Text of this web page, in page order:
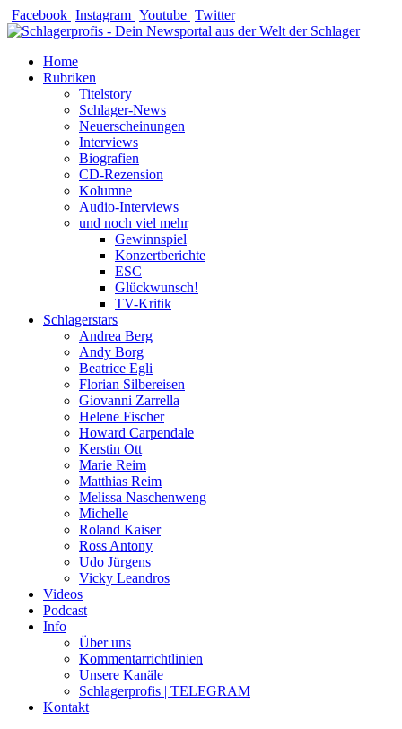
Zum
Inhalt
Facebook Instagram Youtube Twitter
Home
Rubriken
Titelstory
Schlager-News
Neuerscheinungen
Interviews
Biografien
CD-Rezension
Kolumne
Audio-Interviews
und noch viel mehr
Gewinnspiel
Konzertberichte
ESC
Glückwunsch!
TV-Kritik
Schlagerstars
Andrea Berg
Andy Borg
Beatrice Egli
Florian Silbereisen
Giovanni Zarrella
Helene Fischer
Howard Carpendale
Kerstin Ott
Marie Reim
Matthias Reim
Melissa Naschenweng
Michelle
Roland Kaiser
Ross Antony
Udo Jürgens
Vicky Leandros
Videos
Podcast
Info
Über uns
Kommentarrichtlinien
Unsere Kanäle
Schlagerprofis | TELEGRAM
Kontakt